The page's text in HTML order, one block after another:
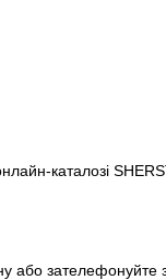
каталозі
або